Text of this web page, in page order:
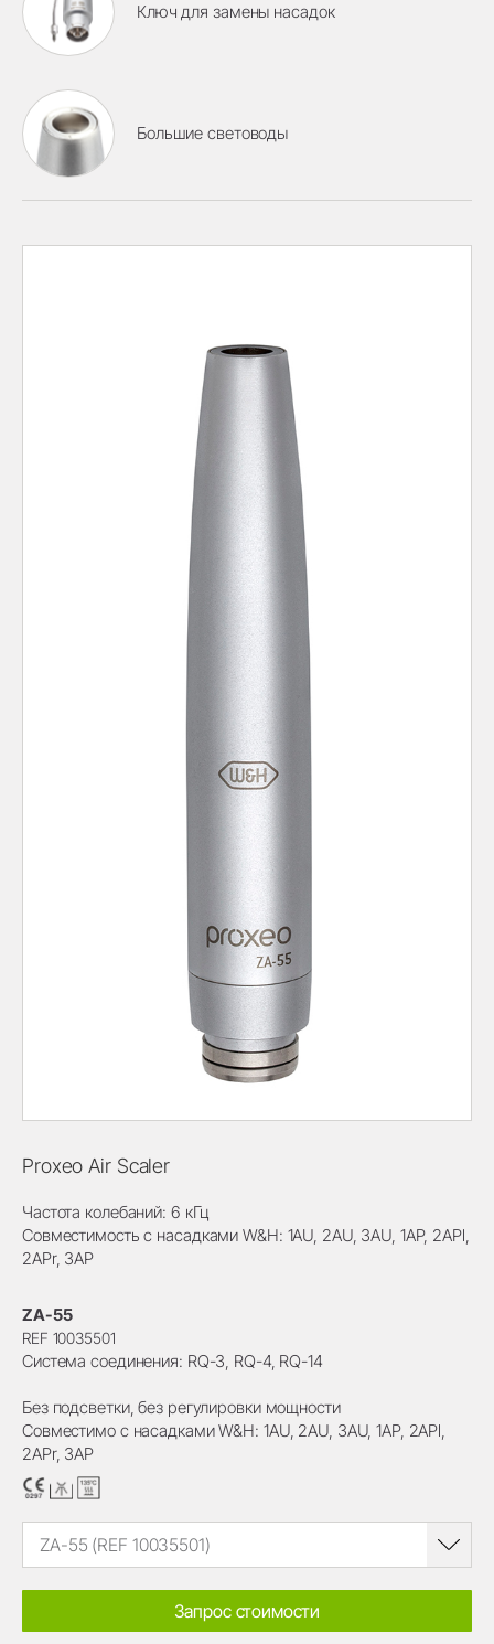
Ключ для замены насадок
Большие световоды
Proxeo Air Scaler
Частота колебаний: 6 кГц
Совместимость с насадками W&H: 1AU, 2AU, 3AU, 1AP, 2APl,
2APr, 3AP
ZA-55
REF 10035501
Система соединения: RQ-3, RQ-4, RQ-14
Без подсветки, без регулировки мощности
Совместимо с насадками W&H: 1AU, 2AU, 3AU, 1AP, 2APl,
2APr, 3AP
ZA-55 (REF 10035501)
Запрос стоимости